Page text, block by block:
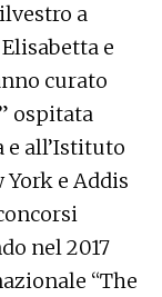
a
e
curato
ospitata
e all’Istituto
e Addis
nel 2017
“The